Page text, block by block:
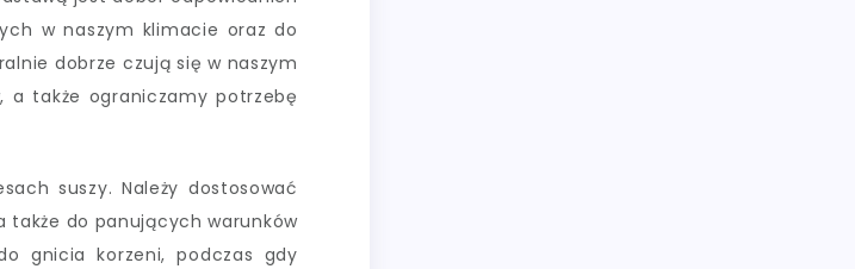
w naszym klimacie oraz do
dobrze czują się w naszym
a także ograniczamy potrzebę
suszy. Należy dostosować
także do panujących warunków
gnicia korzeni, podczas gdy